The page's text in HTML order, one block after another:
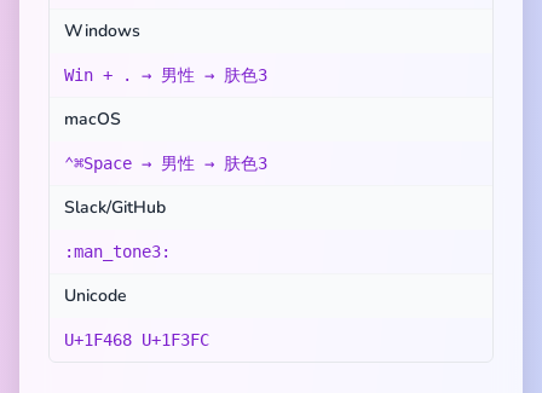
Windows
Win + . → 男性 → 肤色3
macOS
⌃⌘Space → 男性 → 肤色3
Slack/GitHub
:man_tone3:
Unicode
U+1F468 U+1F3FC